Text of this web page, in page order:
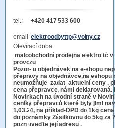
tel.: +420 417 533 600
email: elektroodbyttp@volny.cz
Otevírací doba:
maloobchodní prodejna elektro tč v
Pozor- u objednávek na e-shopu
přepravy na objednávce,na eshopu
neumožňuje zadat aktuelní ceny ,
cena přepravce, námi deklarovaná.
Novinkach na úvodní straně v
ceníky přepravců které byly jimi
1,03.24, na příklad-DPD do 1kg
do poznámky Zásilkovnu do 5kg za
pozn uveďte její adresu .